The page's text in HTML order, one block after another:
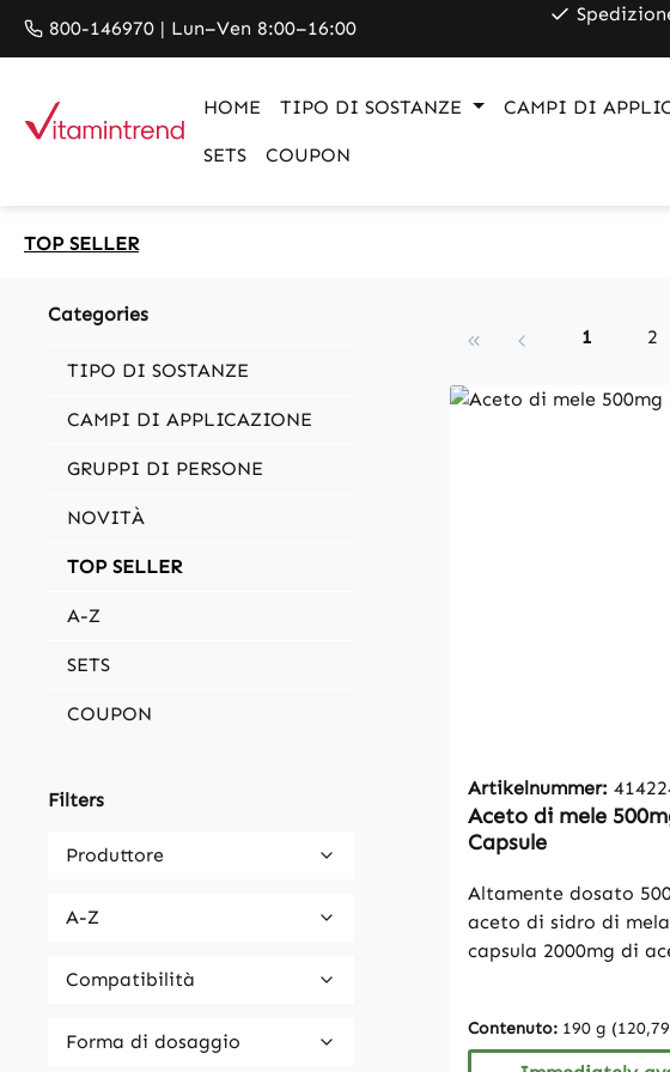
Skip to main navigation
800-146970 | Lun–Ven 8:00–16:00
HOME TIPO DI SOSTANZE CAMPI DI
SETS COUPON
TOP SELLER
Categories
TIPO DI SOSTANZE
CAMPI DI APPLICAZIONE
GRUPPI DI PERSONE
NOVITÀ
TOP SELLER
A-Z
SETS
COUPON
Filters
Produttore
A-Z
Compatibilità
Forma di dosaggio
Page
1 2
Artikelnummer:
Aceto di mele
Capsule
Altamente dosato
aceto di sidro di
capsula 2000mg di
Vegan Senza glutine,
fruttosio Senza
Contenuto: 190 g